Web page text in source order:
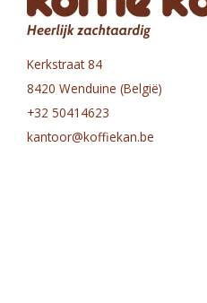
Kerkstraat 84
8420 Wenduine (België)
+32 50414623
kantoor@koffiekan.be